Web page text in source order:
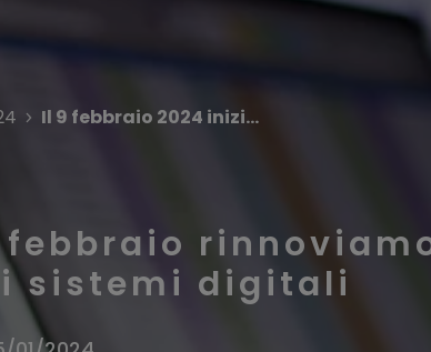
Il 9 febbraio 2024 inizieremo le attività programmate per rinnovare i nostri sistemi digitali
febbraio
sistemi digitali